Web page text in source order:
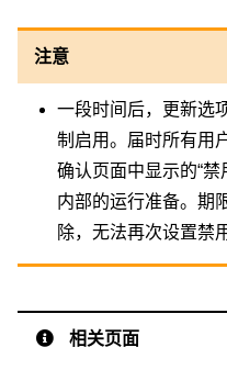
注意
一段时间后，更新选
制启用。届时所有用
确认页面中显示的“禁
内部的运行准备。期
除，无法再次设置禁用
相关页面